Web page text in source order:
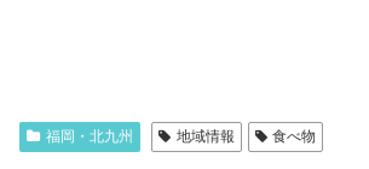
福岡・北九州 地域情報 食べ物